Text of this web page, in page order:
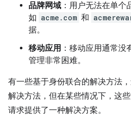
品牌网域 ：用户无法在单
如 acme.com 和
据。
移动应用 ：移动应用通常
管理非常困难。
有一些基于身份联合的解决方法
解决方法，但在某些情况下，这
请求提供了一种解决方案。